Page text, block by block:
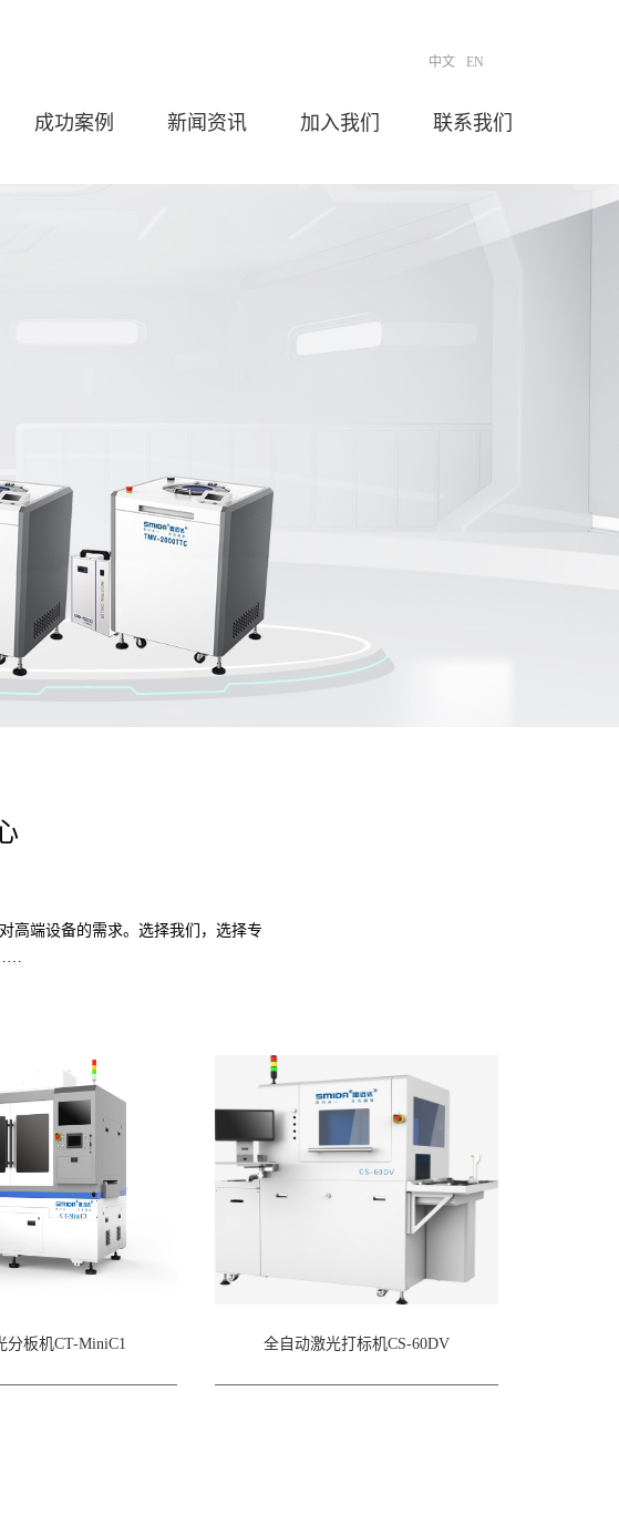
中文 EN
成功案例 新闻资讯 加入我们 联系我们
高端设备的需求。选择我们，选择专
……
分板机CT-MiniC1 全自动激光打标机CS-60DV